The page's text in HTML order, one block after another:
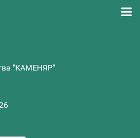
"КАМЕНЯР"